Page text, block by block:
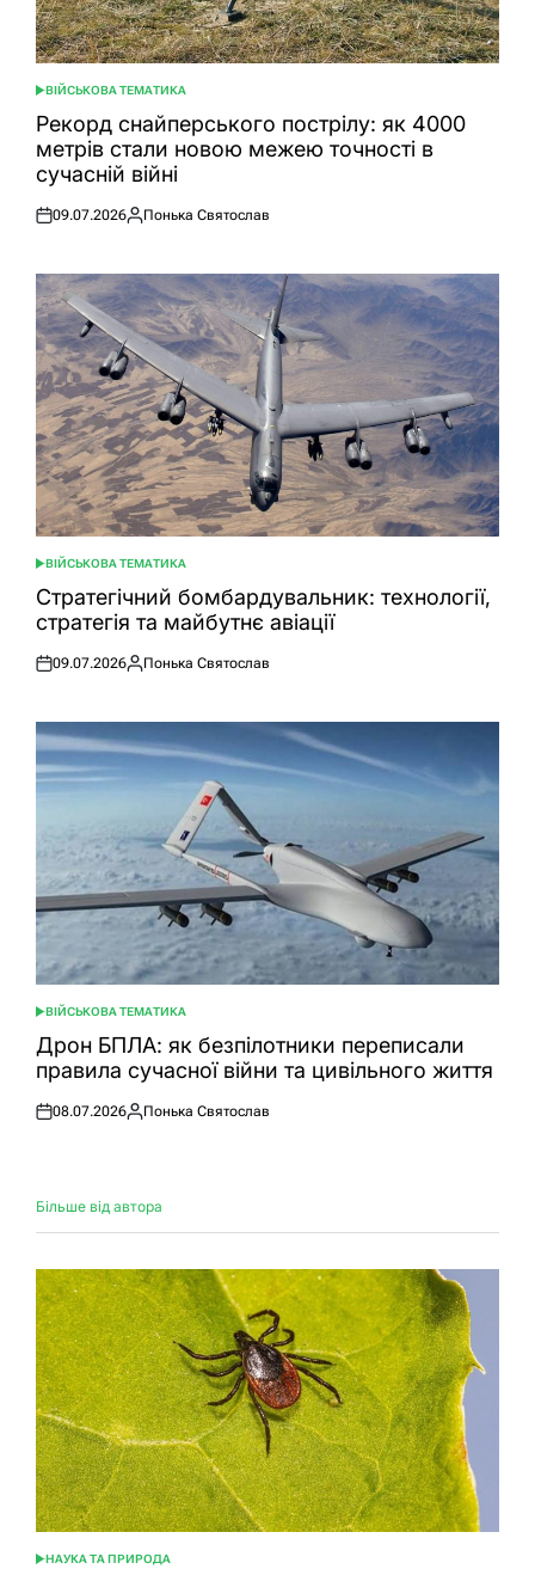
ОПУБЛІКУВАТИ
У
ВІЙСЬКОВА ТЕМАТИКА
Рекорд снайперського пострілу: як 4000
метрів стали новою межею точності в
сучасній війні
Оприлюднено
09.07.2026
Опубліковано
Понька Святослав
ОПУБЛІКУВАТИ
У
ВІЙСЬКОВА ТЕМАТИКА
Стратегічний бомбардувальник: технології,
стратегія та майбутнє авіації
Оприлюднено
09.07.2026
Опубліковано
Понька Святослав
ОПУБЛІКУВАТИ
У
ВІЙСЬКОВА ТЕМАТИКА
Дрон БПЛА: як безпілотники переписали
правила сучасної війни та цивільного життя
Оприлюднено
08.07.2026
Опубліковано
Понька Святослав
Більше від автора
ОПУБЛІКУВАТИ
НАУКА ТА ПРИРОДА